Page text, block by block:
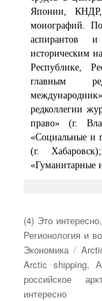
Японии,
монографий.
аспирантов
историческим
Республике,
главным
редколлегии
право» (г.
«Социальные и
(г.
«Гуманитарные
Рубрики
(4) Это интересно,
Регионология и
Экономика
Arctic shipping,
российское
интересно